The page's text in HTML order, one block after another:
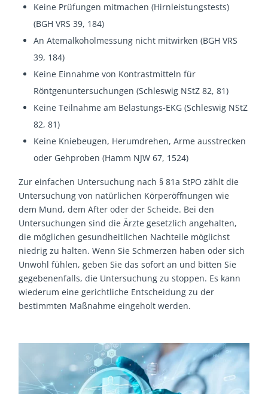
Keine Prüfungen mitmachen (Hirnleistungstests)
(BGH VRS 39, 184)
An Atemalkoholmessung nicht mitwirken (BGH VRS
39, 184)
Keine Einnahme von Kontrastmitteln für
Röntgenuntersuchungen (Schleswig NStZ 82, 81)
Keine Teilnahme am Belastungs-EKG (Schleswig NStZ
82, 81)
Keine Kniebeugen, Herumdrehen, Arme ausstrecken
oder Gehproben (Hamm NJW 67, 1524)
Zur einfachen Untersuchung nach § 81a StPO zählt die
Untersuchung von natürlichen Körperöffnungen wie
dem Mund, dem After oder der Scheide. Bei den
Untersuchungen sind die Ärzte gesetzlich angehalten,
die möglichen gesundheitlichen Nachteile möglichst
niedrig zu halten. Wenn Sie Schmerzen haben oder sich
Unwohl fühlen, geben Sie das sofort an und bitten Sie
gegebenenfalls, die Untersuchung zu stoppen. Es kann
wiederum eine gerichtliche Entscheidung zu der
bestimmten Maßnahme eingeholt werden.